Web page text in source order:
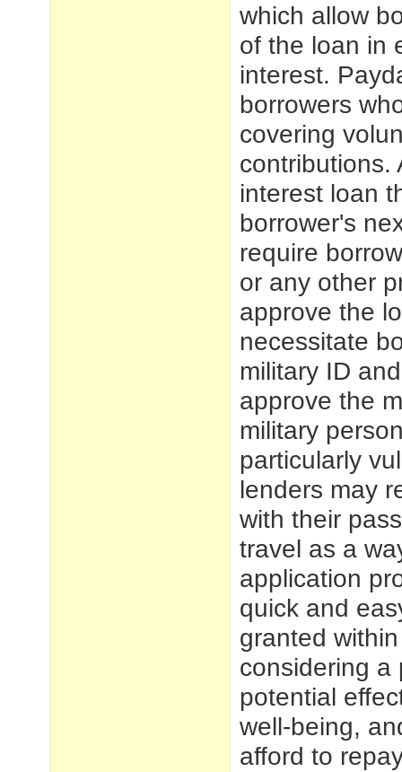
which allow
of the loan in
interest.
borrowers
covering
contributions.
interest loan
borrower's
require
or any other
approve the
necessitate
military ID
approve the
military
particularly
lenders may
with their
travel as a
application
quick and
granted
considering a
potential
well-being,
afford to